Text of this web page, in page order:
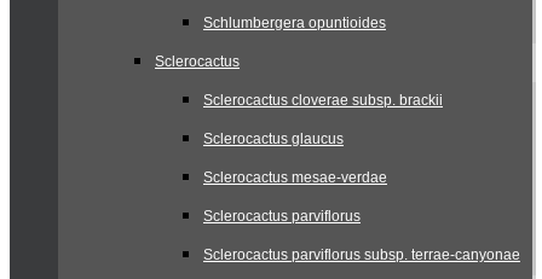
Schlumbergera opuntioides
Sclerocactus
Sclerocactus cloverae subsp. brackii
Sclerocactus glaucus
Sclerocactus mesae-verdae
Sclerocactus parviflorus
Sclerocactus parviflorus subsp. terrae-canyonae